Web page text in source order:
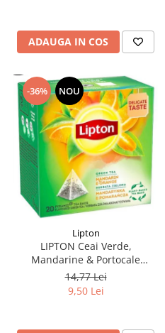
ADAUGA IN COS
-36% NOU
Lipton
LIPTON Ceai Verde,
Mandarine & Portocale
Piramide 20x2.1g (30.09.2026)
14,77 Lei
9,50 Lei